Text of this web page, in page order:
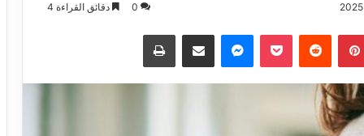
0 دقائق القراءة 4